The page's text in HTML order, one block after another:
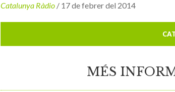
Catalunya Ràdio / 17 de febrer del 2014
MÉS